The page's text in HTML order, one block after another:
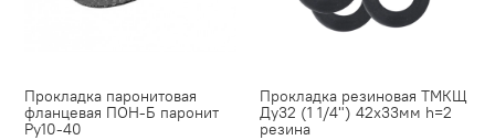
Прокладка паронитовая
фланцевая ПОН-Б паронит
Py10-40
Прокладка резиновая ТМКЩ
Ду32 (1 1/4") 42х33мм h=2
резина